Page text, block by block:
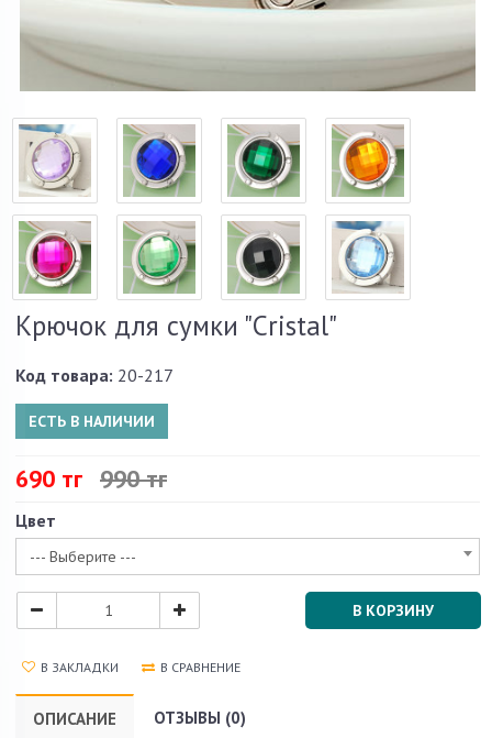
Крючок для сумки "Cristal"
Код товара: 20-217
ЕСТЬ В НАЛИЧИИ
690 тг 990 тг
Цвет
--- Выберите ---
В КОРЗИНУ
В ЗАКЛАДКИ В СРАВНЕНИЕ
ОПИСАНИЕ ОТЗЫВЫ (0)